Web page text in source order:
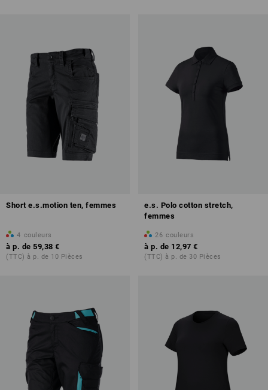
Short e.s.motion ten, femmes
4 couleurs
à p. de 59,38 €
(TTC) à p. de 10 Pièces
e.s. Polo cotton stretch,
femmes
26 couleurs
à p. de 12,97 €
(TTC) à p. de 30 Pièces